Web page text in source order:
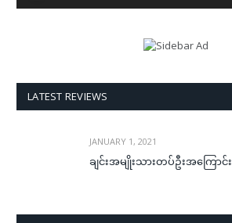
LATEST REVIEWS
JANUARY 1, 2021
ချင်းအမျိုးသားတပ်ဦးအကြောင်း